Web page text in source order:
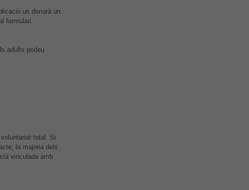
us donarà un
formulari.
adults podeu
total. Si
la majoria dels
vinculada amb